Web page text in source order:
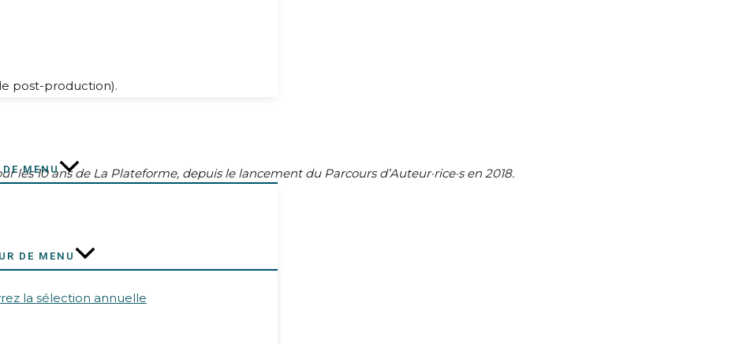
DE MENU
DE MENU
la sélection annuelle
post-production).
les 10 ans de La Plateforme, depuis le lancement du Parcours d’Auteur·rice·s en 2018.